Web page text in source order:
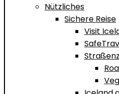
Nützliches
Sichere Reise
Visit